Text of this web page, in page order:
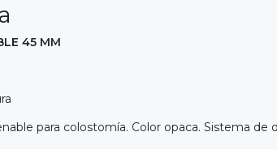
45 MM
para colostomía. Color opaca. Sistema de